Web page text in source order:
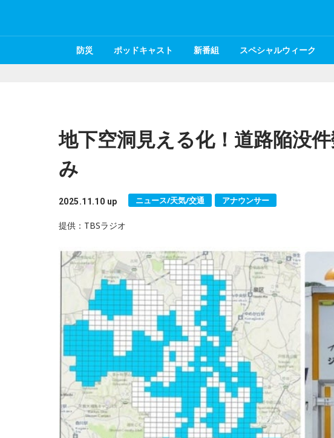
防災 ポッドキャスト 新番組 スペシャルウィーク
地下空洞見える化！道路陥没
み
2025.11.10 up ニュース/天気/交通 アナウンサー
提供：TBSラジオ